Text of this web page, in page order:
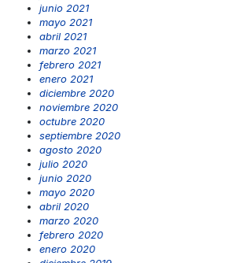
junio 2021
mayo 2021
abril 2021
marzo 2021
febrero 2021
enero 2021
diciembre 2020
noviembre 2020
octubre 2020
septiembre 2020
agosto 2020
julio 2020
junio 2020
mayo 2020
abril 2020
marzo 2020
febrero 2020
enero 2020